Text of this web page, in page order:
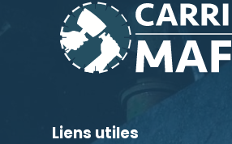
Liens utiles